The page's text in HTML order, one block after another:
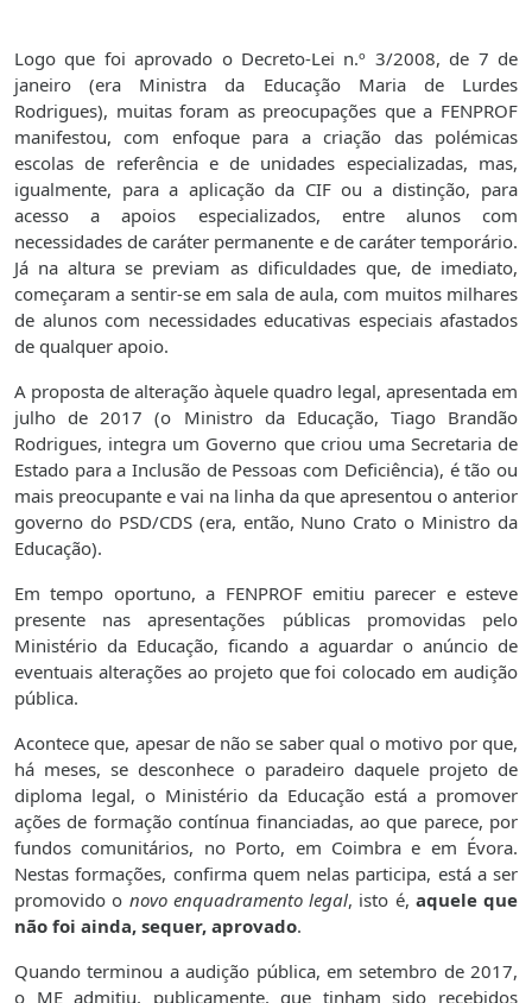
Logo que foi aprovado o Decreto-Lei n.º 3/2008, de 7 de
janeiro (era Ministra da Educação Maria de Lurdes
Rodrigues), muitas foram as preocupações que a FENPROF
manifestou, com enfoque para a criação das polémicas
escolas de referência e de unidades especializadas, mas,
igualmente, para a aplicação da CIF ou a distinção, para
acesso a apoios especializados, entre alunos com
necessidades de caráter permanente e de caráter temporário.
Já na altura se previam as dificuldades que, de imediato,
começaram a sentir-se em sala de aula, com muitos milhares
de alunos com necessidades educativas especiais afastados
de qualquer apoio.
A proposta de alteração àquele quadro legal, apresentada em
julho de 2017 (o Ministro da Educação, Tiago Brandão
Rodrigues, integra um Governo que criou uma Secretaria de
Estado para a Inclusão de Pessoas com Deficiência), é tão ou
mais preocupante e vai na linha da que apresentou o anterior
governo do PSD/CDS (era, então, Nuno Crato o Ministro da
Educação).
Em tempo oportuno, a FENPROF emitiu parecer e esteve
presente nas apresentações públicas promovidas pelo
Ministério da Educação, ficando a aguardar o anúncio de
eventuais alterações ao projeto que foi colocado em audição
pública.
Acontece que, apesar de não se saber qual o motivo por que,
há meses, se desconhece o paradeiro daquele projeto de
diploma legal, o Ministério da Educação está a promover
ações de formação contínua financiadas, ao que parece, por
fundos comunitários, no Porto, em Coimbra e em Évora.
Nestas formações, confirma quem nelas participa, está a ser
promovido o novo enquadramento legal, isto é, aquele que
não foi ainda, sequer, aprovado.
Quando terminou a audição pública, em setembro de 2017,
o ME admitiu, publicamente, que tinham sido recebidos